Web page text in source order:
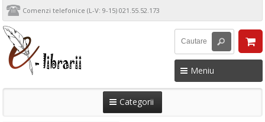
Comenzi telefonice (L-V: 9-15) 021.55.52.173
Meniu
Categorii